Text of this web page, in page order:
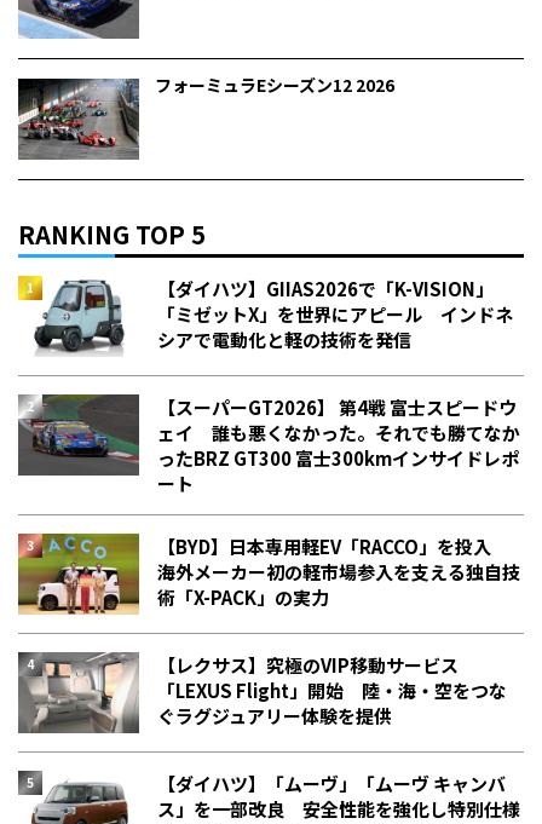
フォーミュラEシーズン12 2026
RANKING TOP 5
【ダイハツ】GIIAS2026で「K-VISION」
「ミゼットX」を世界にアピール インドネ
シアで電動化と軽の技術を発信
【スーパーGT2026】 第4戦 富士スピードウ
ェイ 誰も悪くなかった。それでも勝てなか
った――BRZ GT300 富士300kmインサイドレポ
ート
【BYD】日本専用軽EV「RACCO」を投入
海外メーカー初の軽市場参入を支える独自技
術「X-PACK」の実力
【レクサス】究極のVIP移動サービス
「LEXUS Flight」開始 陸・海・空をつな
ぐラグジュアリー体験を提供
【ダイハツ】「ムーヴ」「ムーヴ キャンバ
ス」を一部改良 安全性能を強化し特別仕様